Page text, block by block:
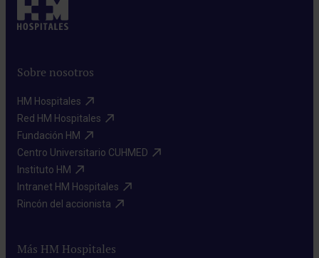
Sobre nosotros
HM Hospitales​
Red HM Hospitales​
Fundación HM​
Centro Universitario CUHMED​
Instituto HM​
Intranet HM Hospitales​
Rincón del accionista​
Más HM Hospitales